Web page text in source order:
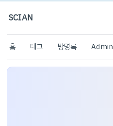
SCIAN
홈 태그 방명록 Admin